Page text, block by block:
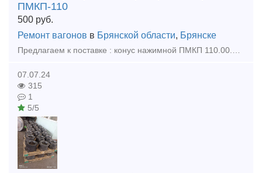
ПМКП-110
500 руб.
Ремонт вагонов в Брянской области, Брянске
Предлагаем к поставке : конус нажимной ПМКП 110.00.00.005 новый производства БСЗ 2008 г.выпуска в количестве 200 шт.
07.07.24
315
1
5/5